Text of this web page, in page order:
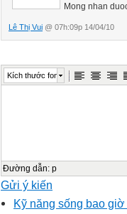
Mong nhan
Lê Thị Vui @ 07h:09p 14/04/10
Kích thước font
Đường dẫn: p
Gửi ý kiến
Kỹ năng sống bao